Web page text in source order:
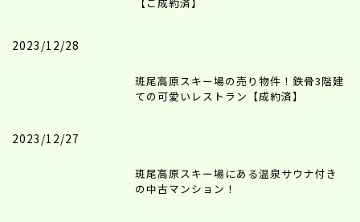
2023/12/28
斑尾高原スキー場の売り物件！鉄骨3階建
ての可愛いレストラン【成約済】
2023/12/27
斑尾高原スキー場にある温泉サウナ付き
の中古マンション！